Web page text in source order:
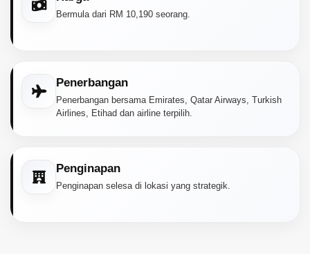
Bermula dari RM 10,190 seorang.
Penerbangan
Penerbangan bersama Emirates, Qatar Airways, Turkish
Airlines, Etihad dan airline terpilih.
Penginapan
Penginapan selesa di lokasi yang strategik.